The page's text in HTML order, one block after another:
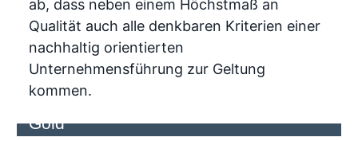
ab, dass neben einem Höchstmaß an
Qualität auch alle denkbaren Kriterien einer
nachhaltig orientierten
Unternehmensführung zur Geltung
kommen.
Kontaktoberflächen - Starke
Gold